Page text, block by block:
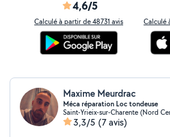
4,6/5
Calculé à partir de 48731 avis Calculé
Maxime Meurdrac
Méca réparation Loc tondeuse
Saint-Yrieix-sur-Charente (Nord
3,3/5 (7 avis)